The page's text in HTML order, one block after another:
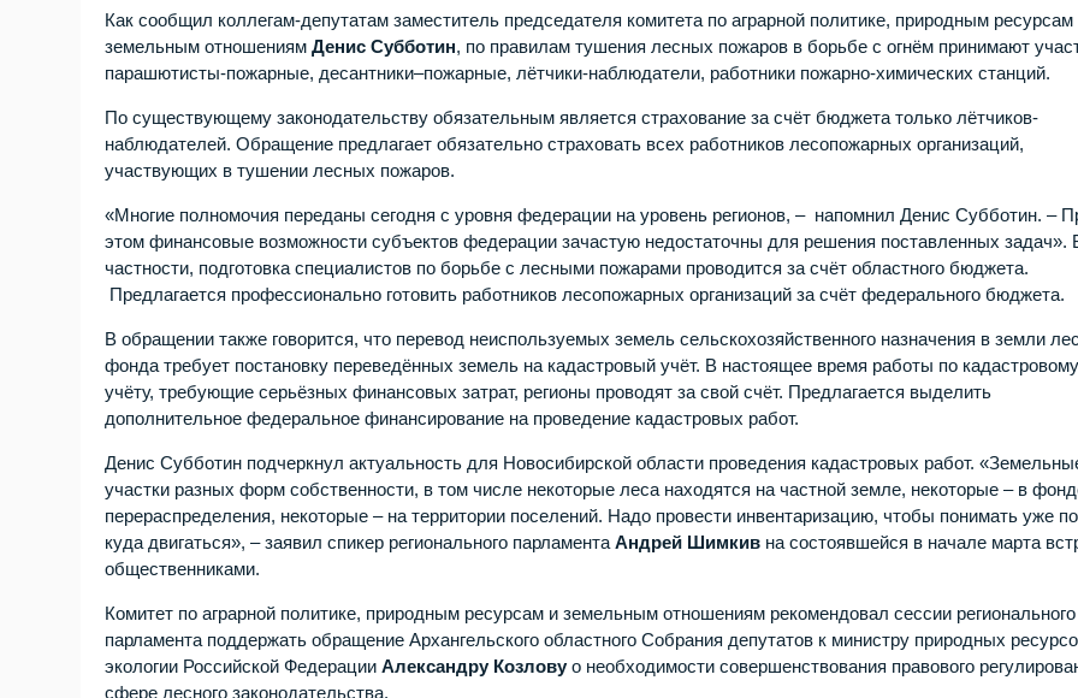
Как сообщил коллегам-депутатам заместитель председателя комитета по аграрной политике, природным ресурсам
земельным отношениямДенис Субботин, по правилам тушения лесных пожаров в борьбе с огнём принимают
парашютисты-пожарные, десантники–пожарные, лётчики-наблюдатели, работники пожарно-химических станций.
По существующему законодательству обязательным является страхование за счёт бюджета только лётчиков-
наблюдателей. Обращение предлагает обязательно страховать всех работников лесопожарных организаций,
участвующих в тушении лесных пожаров.
«Многие полномочия переданы сегодня с уровня федерации на уровень регионов, – напомнил Денис Субботин. –
этом финансовые возможности субъектов федерации зачастую недостаточны для решения поставленных задач».
частности, подготовка специалистов по борьбе с лесными пожарами проводится за счёт областного бюджета.
Предлагается профессионально готовить работников лесопожарных организаций за счёт федерального бюджета.
В обращении также говорится, что перевод неиспользуемых земель сельскохозяйственного назначения в земли
фонда требует постановку переведённых земель на кадастровый учёт. В настоящее время работы по кадастровому
учёту, требующие серьёзных финансовых затрат, регионы проводят за свой счёт. Предлагается выделить
дополнительное федеральное финансирование на проведение кадастровых работ.
Денис Субботин подчеркнул актуальность для Новосибирской области проведения кадастровых работ.
участки разных форм собственности, в том числе некоторые леса находятся на частной земле, некоторые – в
перераспределения, некоторые – на территории поселений. Надо провести инвентаризацию, чтобы понимать уже
куда двигаться», – заявил спикер регионального парламентаАндрей Шимкив на состоявшейся в начале марта
общественниками.
Комитет по аграрной политике, природным ресурсам и земельным отношениям рекомендовал сессии регионального
парламента поддержать обращение Архангельского областного Собрания депутатов к министру природных
экологии Российской Федерации Александру Козлову о необходимости совершенствования правового
сфере лесного законодательства.